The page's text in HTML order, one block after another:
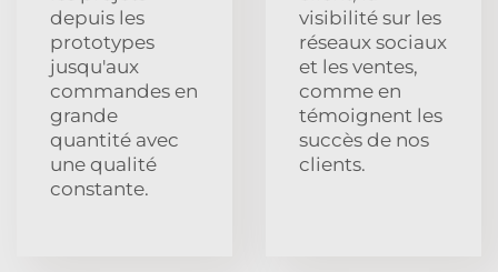
depuis les
prototypes
jusqu'aux
commandes en
grande
quantité avec
une qualité
constante.
visibilité sur les
réseaux sociaux
et les ventes,
comme en
témoignent les
succès de nos
clients.